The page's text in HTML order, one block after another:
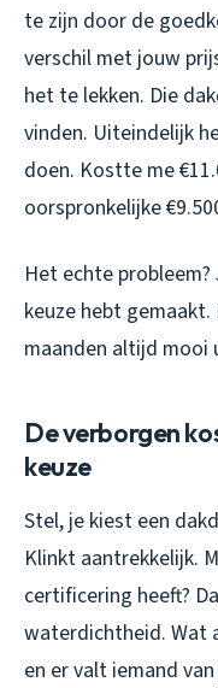
te zijn door de
verschil met jouw
het te lekken. Die
vinden. Uiteindelijk
doen. Kostte me
oorspronkelijke
Het echte
keuze hebt
maanden altijd mooi
De verborgen
keuze
Stel, je kiest een
Klinkt aantrekkelijk.
certificering heeft?
waterdichtheid. Wat
en er valt iemand